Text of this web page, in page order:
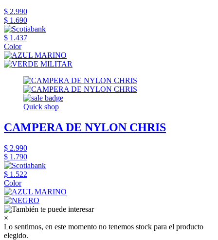
$ 2.990
$ 1.690
$ 1.437
Color
Quick shop
CAMPERA DE NYLON CHRIS
$ 2.990
$ 1.790
$ 1.522
Color
×
Lo sentimos, en este momento no tenemos stock para el producto
elegido.